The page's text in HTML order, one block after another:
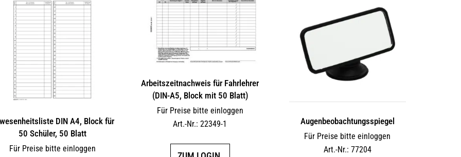
DIN A4, Block für
50 Schüler, 50 Blatt
Für Preise bitte einloggen
Arbeitszeitnachweis für Fahrlehrer
(DIN-A5, Block mit 50 Blatt)
Für Preise bitte einloggen
Art.-Nr.: 22349-1
Augen­beobach­tungs­spiegel
Für Preise bitte einloggen
Art.-Nr.: 77204